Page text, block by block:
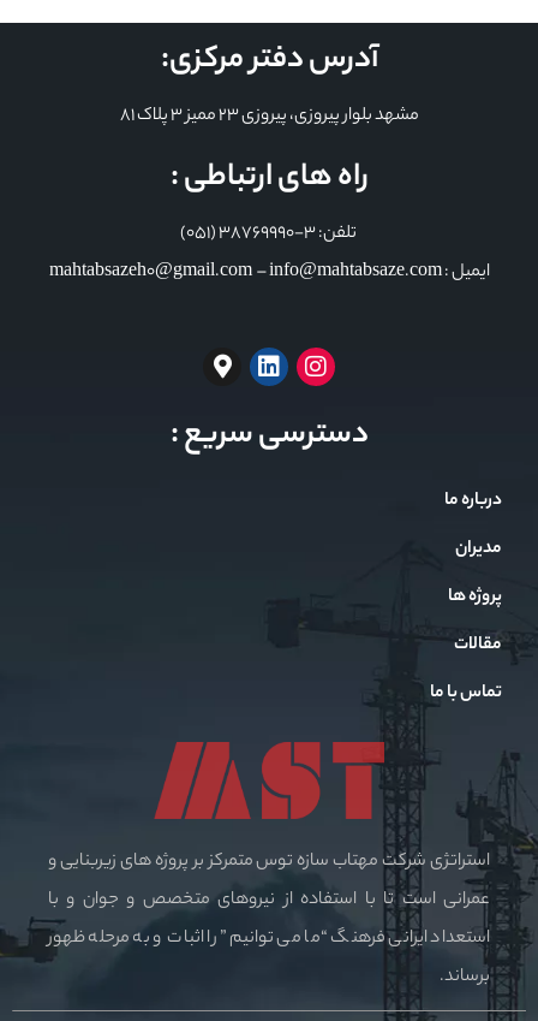
آدرس دفتر مرکزی:
مشهد بلوار پیروزی، پیروزی 23 ممیز 3 پلاک 81
راه های ارتباطی :
تلفن: 3-38769990 (051)
ایمیل : mahtabsazeh0@gmail.com – info@mahtabsaze.com
دسترسی سریع :
درباره ما
مدیران
پروژه ها
مقالات
تماس با ما
استراتژی شرکت مهتاب سازه توس متمرکز بر پروژه های زیربنایی و
عمرانی است تا با استفاده از نیروهای متخصص و جوان و با
استعداد ایرانی فرهنگ “ما می توانیم” را اثبات و به مرحله ظهور
برساند.